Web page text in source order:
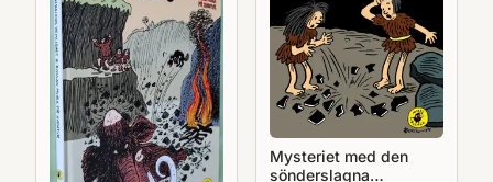
Mysteriet med den
sönderslagna